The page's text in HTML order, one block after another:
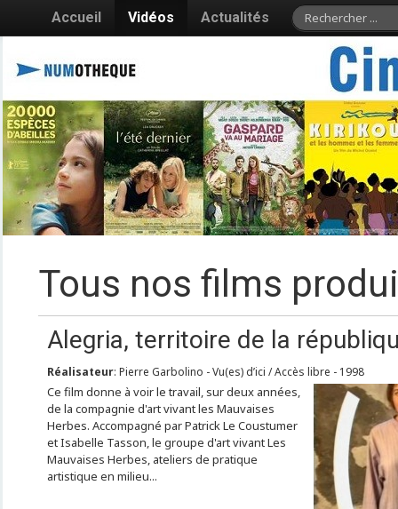
Accueil Vidéos Actualités
Tous nos films
Alegria, territoire de la
Réalisateur: Pierre Garbolino - Vu(es) d’ici / Accès libre - 1998
Ce film donne à voir le travail, sur deux années,
de la compagnie d'art vivant les Mauvaises
Herbes. Accompagné par Patrick Le Coustumer
et Isabelle Tasson, le groupe d'art vivant Les
Mauvaises Herbes, ateliers de pratique
artistique en milieu...